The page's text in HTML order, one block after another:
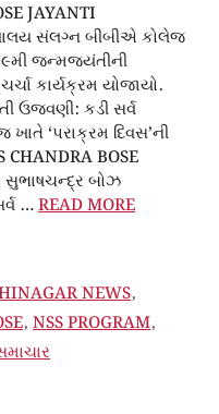
JAYANTI
સંલગ્ન બીબીએ કોલેજ
જન્મજયંતીની
કાર્યક્રમ યોજાયો.
ઉજવણી: કડી સર્વ
‘પરાક્રમ દિવસ’ની
BOSE
સુભાષચન્દ્ર બોઝ
…READ MORE
NEWS,
, NSS PROGRAM,